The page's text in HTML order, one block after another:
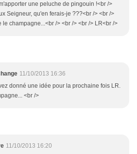
une peluche de pingouin !<br />
Seigneur, qu'en ferais-je ???<br /> <br />
le champagne...<br /> <br /> <br /> LR<br />
11/10/2013 16:36
donné une idée pour la prochaine fois LR.
<br />
11/10/2013 16:20